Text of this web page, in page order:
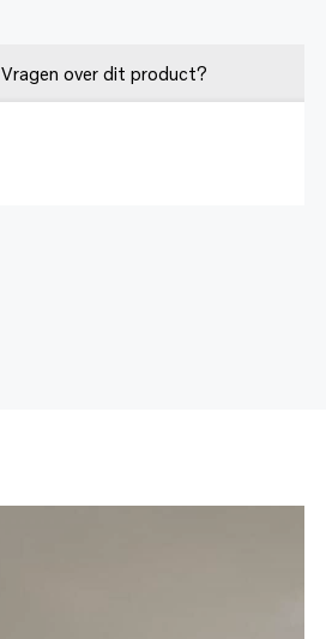
Vragen over dit product?